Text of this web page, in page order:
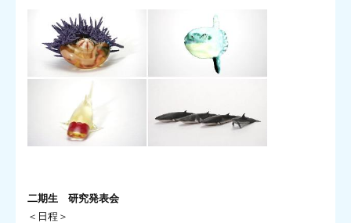
二期生 研究発表会
＜日程＞